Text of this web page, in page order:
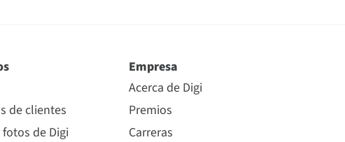
de clientes
fotos de Digi
Empresa
Acerca de Digi
Premios
Carreras